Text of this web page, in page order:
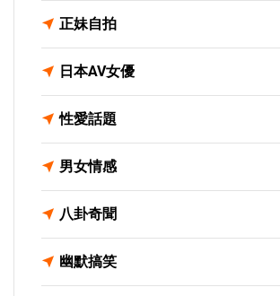
正妹自拍
日本AV女優
性愛話題
男女情感
八卦奇聞
幽默搞笑